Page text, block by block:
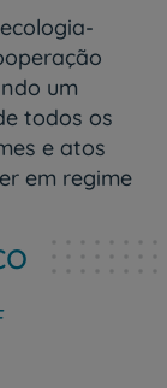
um
todos os
e atos
em regime